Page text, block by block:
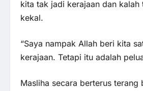
kita tak jadi kerajaan dan
kekal.
“Saya nampak Allah beri kita
kerajaan. Tetapi itu adalah
Masliha secara berterus